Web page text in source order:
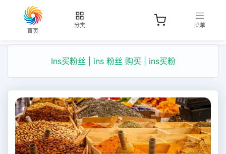
首页
分类 菜单
Ins买粉丝 | ins 粉丝 购买 | ins买粉